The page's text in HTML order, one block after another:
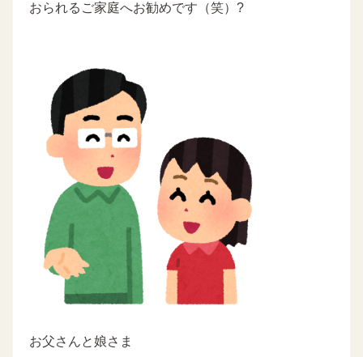
おられるご家庭へお勧めです（笑）?
お父さんと娘さま